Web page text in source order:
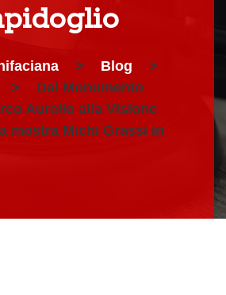
> Blog
>
>
Dal Monumento
Aurelio alla Visione
mostra Michi Grassi in